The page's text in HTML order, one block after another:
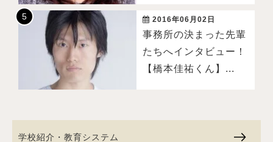
2016年06月02日
事務所の決まった先輩
たちへインタビュー！
【橋本佳祐くん】...
学校紹介・教育システム